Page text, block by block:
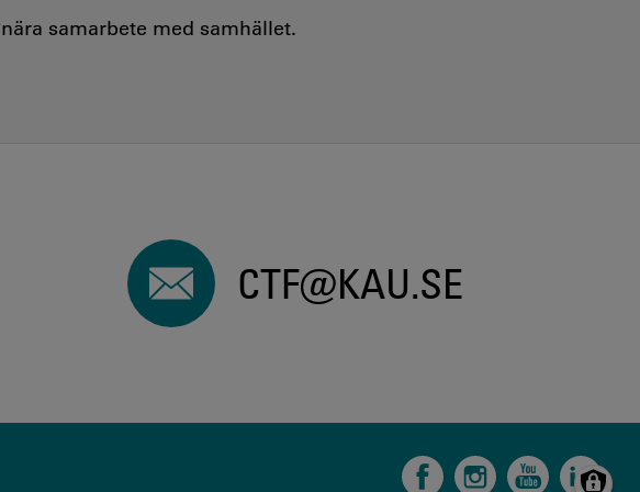
samarbete med samhället.
CTF@KAU.SE